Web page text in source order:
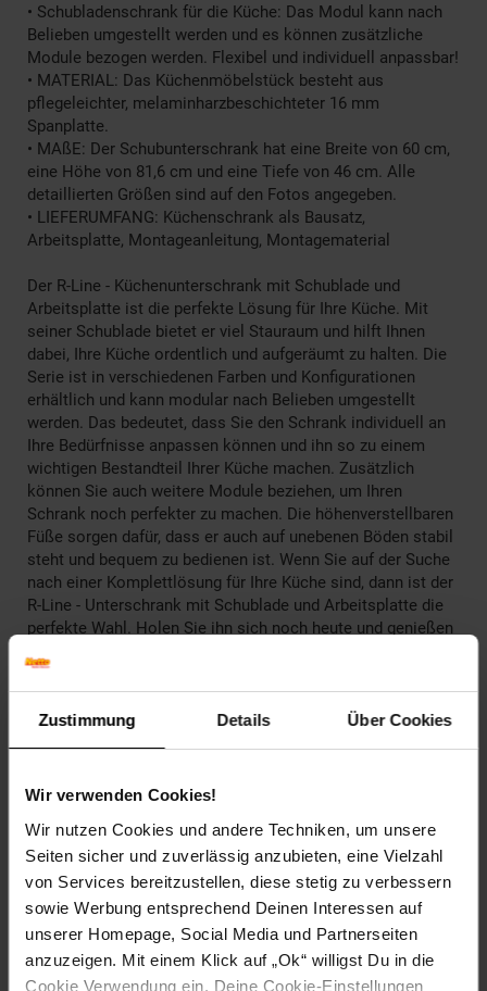
Zustimmung Details Über Cookies
Wir verwenden Cookies!
Wir nutzen Cookies und andere Techniken, um unsere
Seiten sicher und zuverlässig anzubieten, eine Vielzahl
von Services bereitzustellen, diese stetig zu verbessern
sowie Werbung entsprechend Deinen Interessen auf
unserer Homepage, Social Media und Partnerseiten
anzuzeigen. Mit einem Klick auf „Ok“ willigst Du in die
Cookie Verwendung ein. Deine Cookie-Einstellungen
• Schubladenschrank für die Küche: Das Modul kann nach
Belieben umgestellt werden und es können zusätzliche
Module bezogen werden. Flexibel und individuell anpassbar!
• MATERIAL: Das Küchenmöbelstück besteht aus
pflegeleichter, melaminharzbeschichteter 16 mm
Spanplatte.
• MAßE: Der Schubunterschrank hat eine Breite von 60 cm,
eine Höhe von 81,6 cm und eine Tiefe von 46 cm. Alle
detaillierten Größen sind auf den Fotos angegeben.
• LIEFERUMFANG: Küchenschrank als Bausatz,
Arbeitsplatte, Montageanleitung, Montagematerial
Der R-Line - Küchenunterschrank mit Schublade und
Arbeitsplatte ist die perfekte Lösung für Ihre Küche. Mit
seiner Schublade bietet er viel Stauraum und hilft Ihnen
dabei, Ihre Küche ordentlich und aufgeräumt zu halten. Die
Serie ist in verschiedenen Farben und Konfigurationen
erhältlich und kann modular nach Belieben umgestellt
werden. Das bedeutet, dass Sie den Schrank individuell an
Ihre Bedürfnisse anpassen können und ihn so zu einem
wichtigen Bestandteil Ihrer Küche machen. Zusätzlich
können Sie auch weitere Module beziehen, um Ihren
Schrank noch perfekter zu machen. Die höhenverstellbaren
Füße sorgen dafür, dass er auch auf unebenen Böden stabil
steht und bequem zu bedienen ist. Wenn Sie auf der Suche
nach einer Komplettlösung für Ihre Küche sind, dann ist der
R-Line - Unterschrank mit Schublade und Arbeitsplatte die
perfekte Wahl. Holen Sie ihn sich noch heute und genießen
Bedürfnisse erfüllt.
______________________________________________________
Korpus: Weiß
Front: Schwarz-Beton
Arbeitsplatte: Weiß-Marmor
Schrank: 60 x 81,6 x 46 cm (BxHxT)
Arbeitsplatte: 60 x 2,8 x 60 cm (BxHxT)